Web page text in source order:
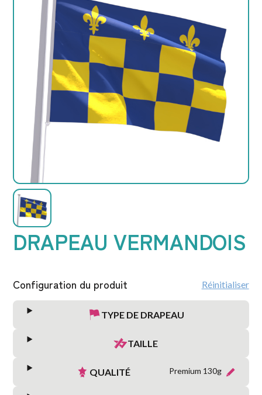
DRAPEAU VERMANDOIS
Configuration du produit Réinitialiser
TYPE DE DRAPEAU
TAILLE
QUALITÉ Premium 130g